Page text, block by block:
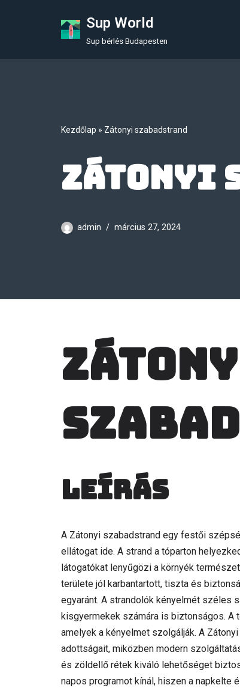
Sup World
Sup bérlés Budapesten
Kezdőlap » Zátonyi szabadstrand
Zátonyi
admin március 27, 2024
Leírás
A Zátonyi szabadstrand egy festői
ellátogat ide. A strand a tóparton
látogatókat lenyűgözi a környék
területe jól karbantartott, tiszta és
egyaránt. A strandolók kényelmét széles
kisgyermekek számára is biztonságos. A
amelyek a kényelmet szolgálják. A
adottságait, miközben modern
és zöldellő rétek kiváló lehetőséget
napos programot kínál, hiszen a napkelte